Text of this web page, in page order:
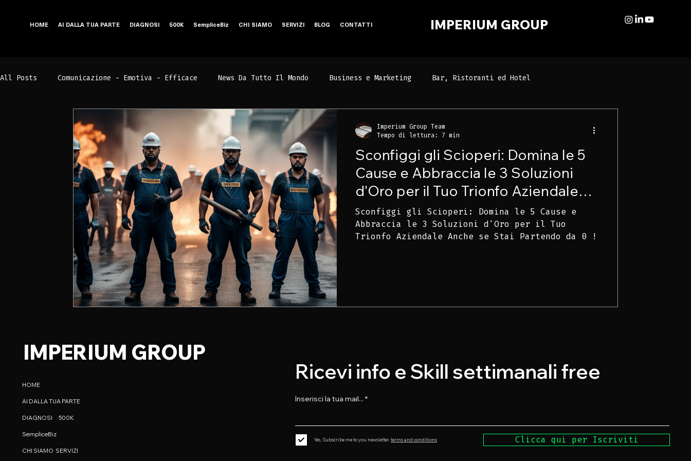
HOME AI DALLA TUA PARTE DIAGNOSI 500K SempliceBiz CHI SIAMO SERVIZI BLOG CONTATTI IMPERIUM GROUP
All Posts Comunicazione - Emotiva - Efficace News Da Tutto Il Mondo Business e Marketing Bar, Ristoranti ed Hotel
Sconfiggi gli Scioperi: Domina le 5
Cause e Abbraccia le 3 Soluzioni
d'Oro per il Tuo Trionfo Aziendale
Anche se Stai Partendo da 0 !
Sconfiggi gli Scioperi: Domina le 5 Cause e
Abbraccia le 3 Soluzioni d'Oro per il Tuo
Trionfo Aziendale Anche se Stai Partendo da 0 !
Imperium Group Team
Tempo di lettura: 7 min
IMPERIUM GROUP
HOME
AI DALLA TUA PARTE
DIAGNOSI 500K
SempliceBiz
CHI SIAMO SERVIZI
Ricevi info e Skill settimanali free
Inserisci la tua mail...
Yes, Subscribe me to you newsletter. terms and conditions Clicca qui per Iscriviti